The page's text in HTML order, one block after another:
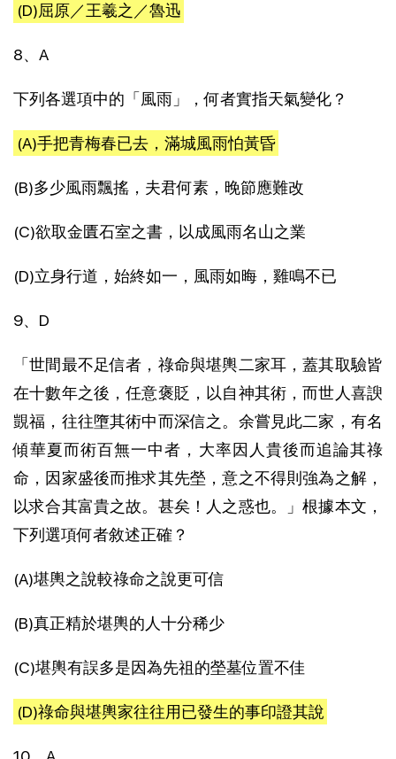
(D)屈原／王羲之／魯迅
8、A
下列各選項中的「風雨」，何者實指天氣變化？
(A)手把青梅春已去，滿城風雨怕黃昏
(B)多少風雨飄搖，夫君何素，晚節應難改
(C)欲取金匱石室之書，以成風雨名山之業
(D)立身行道，始終如一，風雨如晦，雞鳴不已
9、D
「世間最不足信者，祿命與堪輿二家耳，蓋其取驗皆
在十數年之後，任意褒貶，以自神其術，而世人喜諛
覬福，往往墮其術中而深信之。余嘗見此二家，有名
傾華夏而術百無一中者，大率因人貴後而追論其祿
命，因家盛後而推求其先塋，意之不得則強為之解，
以求合其富貴之故。甚矣！人之惑也。」根據本文，
下列選項何者敘述正確？
(A)堪輿之說較祿命之說更可信
(B)真正精於堪輿的人十分稀少
(C)堪輿有誤多是因為先祖的塋墓位置不佳
(D)祿命與堪輿家往往用已發生的事印證其說